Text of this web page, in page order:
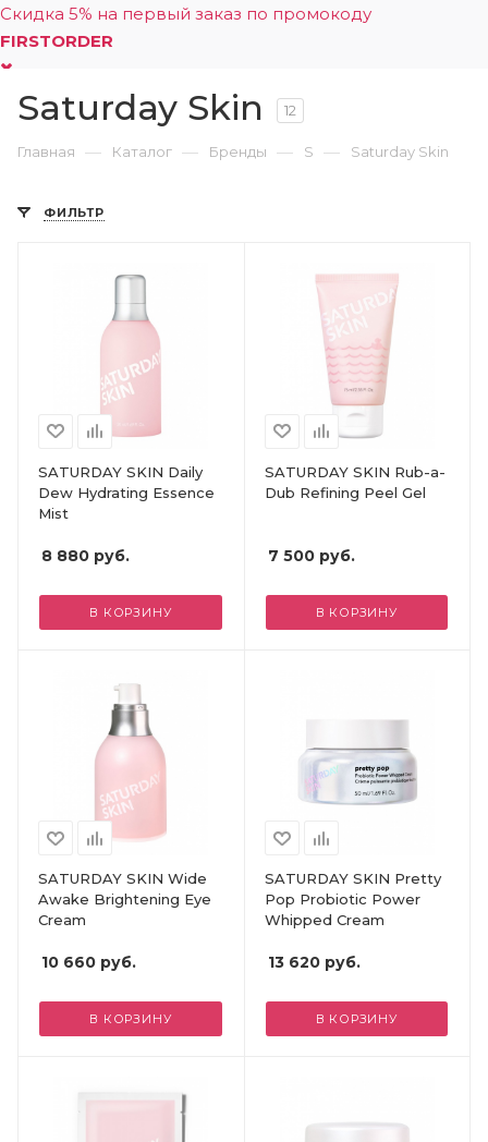
Скидка 5% на первый заказ по промокоду
FIRSTORDER
Saturday Skin 12
Главная — Каталог — Бренды — S — Saturday Skin
ФИЛЬТР
SATURDAY SKIN Daily
Dew Hydrating Essence
Mist
8 880 руб.
В КОРЗИНУ
SATURDAY SKIN Rub-a-
Dub Refining Peel Gel
7 500руб.
В КОРЗИНУ
SATURDAY SKIN Wide
Awake Brightening Eye
Cream
10 660 руб.
В КОРЗИНУ
SATURDAY SKIN Pretty
Pop Probiotic Power
Whipped Cream
13 620руб.
В КОРЗИНУ